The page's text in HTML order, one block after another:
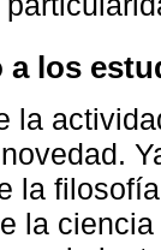
a los
la
la
la